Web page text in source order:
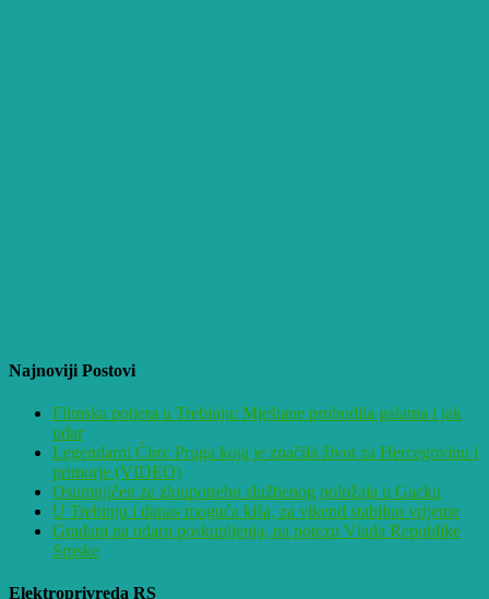
Najnoviji Postovi
Filmska potjera u Trebinju: Mještane probudila galama i jak
udar
Legendarni Ćiro: Pruga koja je značila život za Hercegovinu i
primorje (VIDEO)
Osumnjičen za zloupotrebu službenog položaja u Gacku
U Trebinju i danas moguća kiša, za vikend stabilno vrijeme
Građani na udaru poskupljenja, na potezu Vlada Republike
Srpske
Elektroprivreda RS